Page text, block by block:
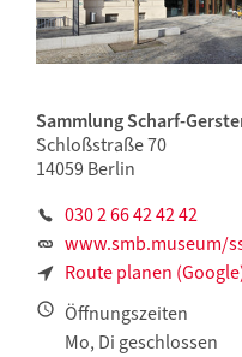
Sammlung Scharf-
Schloßstraße 70
14059 Berlin
030 2 66 42 42 42
www.smb.museum/
Route planen
Öffnungszeiten
Mo, Di geschlossen